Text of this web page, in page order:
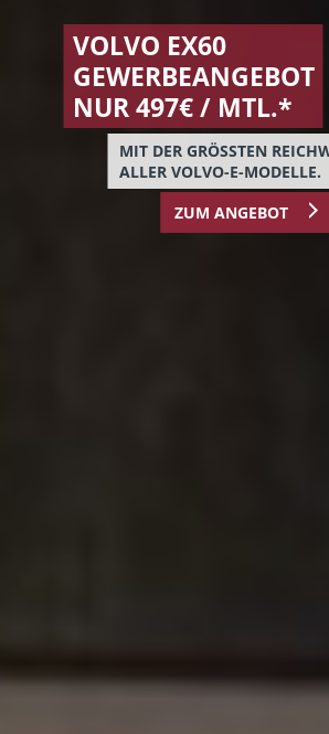
BYD-UPDATE
IN KAARST
DER NEUE BYD-MOLL-
HAT AN DER KÖNIGSBERGER
STRASSE
IN KAARST SEINE TÜREN
GEÖFFNET.